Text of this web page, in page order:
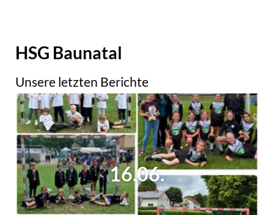
HSG Baunatal
Unsere letzten Berichte
16.06.